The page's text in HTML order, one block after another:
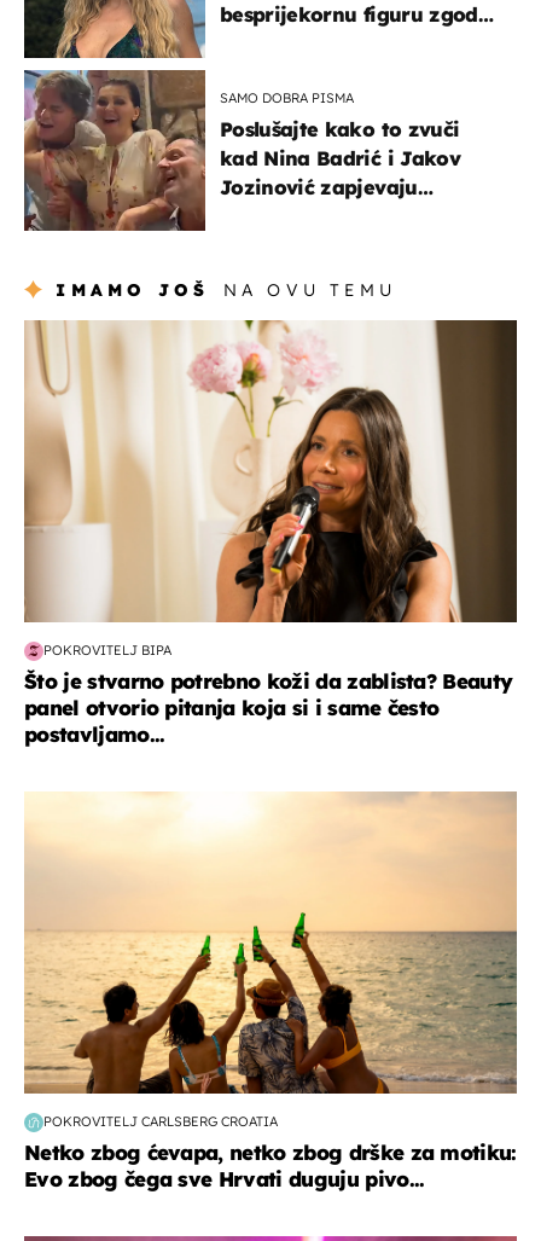
besprijekornu figuru zgodne
SAMO DOBRA PISMA
Poslušajte kako to zvuči
kad Nina Badrić i Jakov
Jozinović zapjevaju
IMAMO JOŠ NA OVU TEMU
moda & ljepota
POKROVITELJ BIPA
Što je stvarno potrebno koži da zablista? Beauty
panel otvorio pitanja koja si i same često
postavljamo...
POKROVITELJ CARLSBERG CROATIA
Netko zbog ćevapa, netko zbog drške za motiku:
Evo zbog čega sve Hrvati duguju pivo...